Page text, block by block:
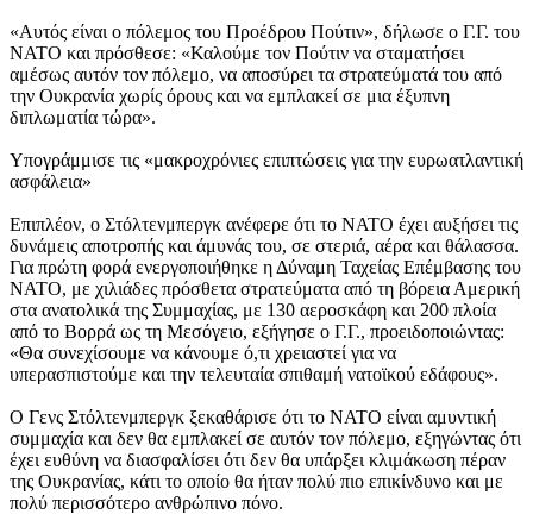
«Αυτός είναι ο πόλεμος του Προέδρου Πούτιν», δήλωσε ο Γ.Γ. του
ΝΑΤΟ και πρόσθεσε: «Καλούμε τον Πούτιν να σταματήσει
αμέσως αυτόν τον πόλεμο, να αποσύρει τα στρατεύματά του από
την Ουκρανία χωρίς όρους και να εμπλακεί σε μια έξυπνη
διπλωματία τώρα».
Υπογράμμισε τις «μακροχρόνιες επιπτώσεις για την ευρωατλαντική
ασφάλεια»
Επιπλέον, ο Στόλτενμπεργκ ανέφερε ότι το ΝΑΤΟ έχει αυξήσει τις
δυνάμεις αποτροπής και άμυνάς του, σε στεριά, αέρα και θάλασσα.
Για πρώτη φορά ενεργοποιήθηκε η Δύναμη Ταχείας Επέμβασης του
ΝΑΤΟ, με χιλιάδες πρόσθετα στρατεύματα από τη βόρεια Αμερική
στα ανατολικά της Συμμαχίας, με 130 αεροσκάφη και 200 πλοία
από το Βορρά ως τη Μεσόγειο, εξήγησε ο Γ.Γ., προειδοποιώντας:
«Θα συνεχίσουμε να κάνουμε ό,τι χρειαστεί για να
υπερασπιστούμε και την τελευταία σπιθαμή νατοϊκού εδάφους».
Ο Γενς Στόλτενμπεργκ ξεκαθάρισε ότι το ΝΑΤΟ είναι αμυντική
συμμαχία και δεν θα εμπλακεί σε αυτόν τον πόλεμο, εξηγώντας ότι
έχει ευθύνη να διασφαλίσει ότι δεν θα υπάρξει κλιμάκωση πέραν
της Ουκρανίας, κάτι το οποίο θα ήταν πολύ πιο επικίνδυνο και με
πολύ περισσότερο ανθρώπινο πόνο.